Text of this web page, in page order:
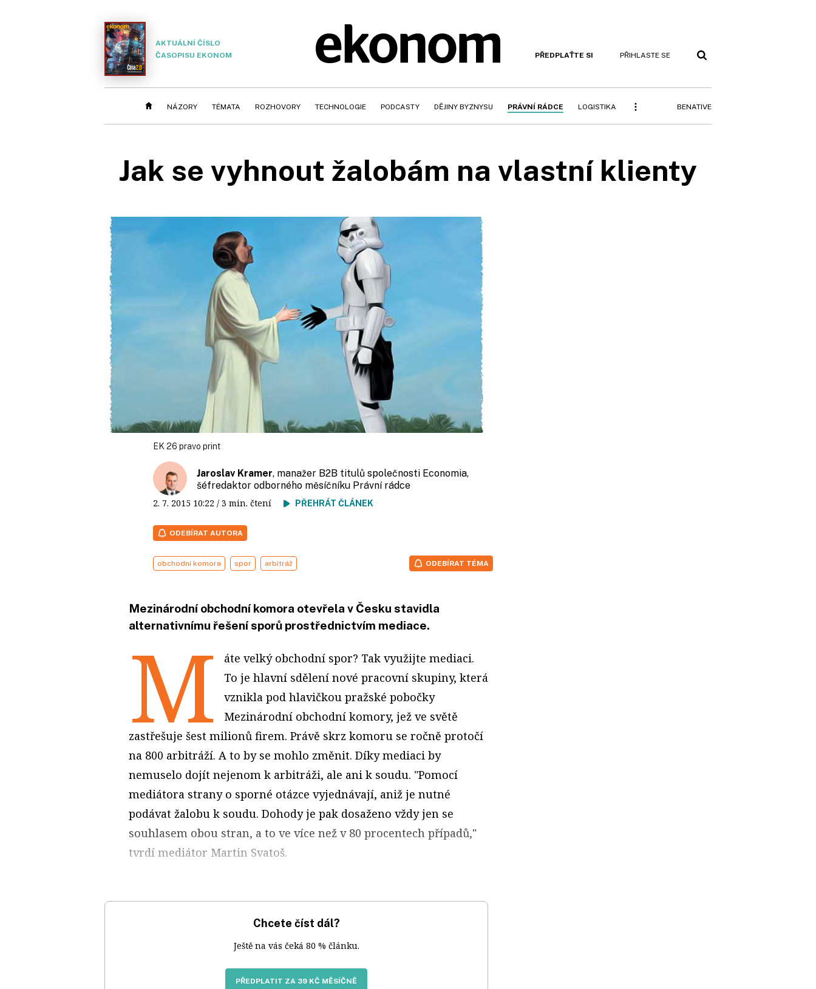
AKTUÁLNÍ ČÍSLO
ČASOPISU EKONOM
PŘEDPLAŤTE SI PŘIHLASTE SE
NÁZORY TÉMATA ROZHOVORY TECHNOLOGIE PODCASTY DĚJINY BYZNYSU PRÁVNÍ RÁDCE LOGISTIKA BENATIVE
Jak se vyhnout žalobám na vlastní klienty
EK 26 pravo print
Jaroslav Kramer, manažer B2B titulů společnosti Economia,
šéfredaktor odborného měsíčníku Právní rádce
2. 7. 2015 10:22 / 3 min. čtení PŘEHRÁT ČLÁNEK
ODEBÍRAT AUTORA
obchodní komora spor arbitráž ODEBÍRAT TÉMA
Mezinárodní obchodní komora otevřela v Česku stavidla
alternativnímu řešení sporů prostřednictvím mediace.
M
áte velký obchodní spor? Tak využijte mediaci.
To je hlavní sdělení nové pracovní skupiny, která
vznikla pod hlavičkou pražské pobočky
Mezinárodní obchodní komory, jež ve světě
zastřešuje šest milionů firem. Právě skrz komoru se ročně protočí
na 800 arbitráží. A to by se mohlo změnit. Díky mediaci by
nemuselo dojít nejenom k arbitráži, ale ani k soudu. "Pomocí
mediátora strany o sporné otázce vyjednávají, aniž je nutné
podávat žalobu k soudu. Dohody je pak dosaženo vždy jen se
souhlasem obou stran, a to ve více než v 80 procentech případů,"
tvrdí mediátor Martin Svatoš.
Chcete číst dál?
Ještě na vás čeká 80 % článku.
PŘEDPLATIT ZA 39 KČ MĚSÍČNĚ